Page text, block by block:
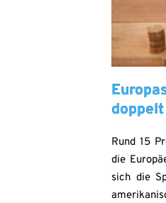
doppelt
Rund 15
die
sich die